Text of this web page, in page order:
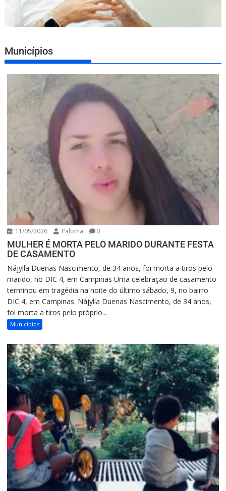
Municípios
11/05/2026 Paloma 0
MULHER É MORTA PELO MARIDO DURANTE FESTA
DE CASAMENTO
Nájylla Duenas Nascimento, de 34 anos, foi morta a tiros pelo
marido, no DIC 4, em Campinas Uma celebração de casamento
terminou em tragédia na noite do último sábado, 9, no bairro
DIC 4, em Campinas. Nájylla Duenas Nascimento, de 34 anos,
foi morta a tiros pelo próprio...
Municipios